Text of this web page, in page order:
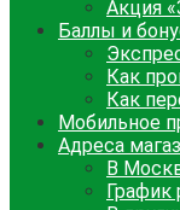
Акция
Баллы и
Как
Как
Мобильное
Адреса
В
График